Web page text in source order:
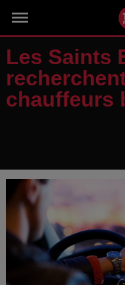
Les Saints
chauffeurs